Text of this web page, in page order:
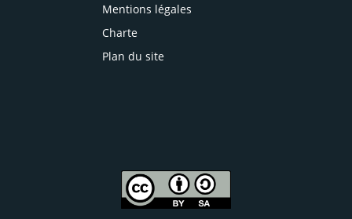
Mentions légales
Charte
Plan du site